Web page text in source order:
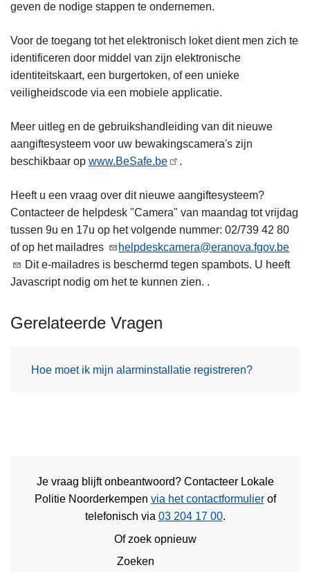
geven de nodige stappen te ondernemen.
Voor de toegang tot het elektronisch loket dient men zich te
identificeren door middel van zijn elektronische
identiteitskaart, een burgertoken, of een unieke
veiligheidscode via een mobiele applicatie.
Meer uitleg en de gebruikshandleiding van dit nieuwe
aangiftesysteem voor uw bewakingscamera's zijn
beschikbaar op www.BeSafe.be .
Heeft u een vraag over dit nieuwe aangiftesysteem?
Contacteer de helpdesk "Camera" van maandag tot vrijdag
tussen 9u en 17u op het volgende nummer: 02/739 42 80
of op het mailadres
helpdeskcamera@eranova.fgov.be
Dit e-mailadres is beschermd tegen spambots. U heeft
Javascript nodig om het te kunnen zien. .
Gerelateerde Vragen
Hoe moet ik mijn alarminstallatie registreren?
Je vraag blijft onbeantwoord? Contacteer Lokale
Politie Noorderkempen via het contactformulierof
telefonisch via 03 204 17 00.
Of zoek opnieuw
Zoeken